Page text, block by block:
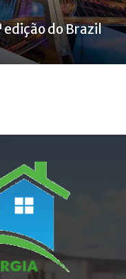
edição do Brazil